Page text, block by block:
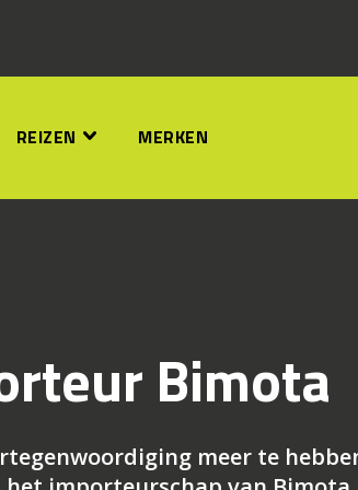
REIZEN MERKEN
Bimota
meer te